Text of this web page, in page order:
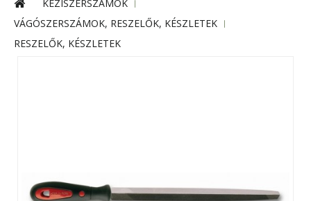
KÉZISZERSZÁMOK
VÁGÓSZERSZÁMOK, RESZELŐK, KÉSZLETEK
RESZELŐK, KÉSZLETEK